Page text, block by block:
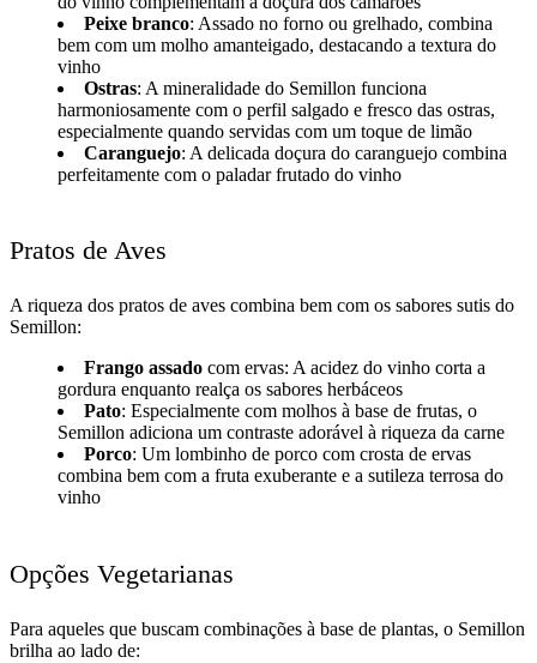
Peixe branco: Assado no forno ou grelhado, combina
bem com um molho amanteigado, destacando a textura do
vinho
Ostras: A mineralidade do Semillon funciona
harmoniosamente com o perfil salgado e fresco das ostras,
especialmente quando servidas com um toque de limão
Caranguejo: A delicada doçura do caranguejo combina
perfeitamente com o paladar frutado do vinho
Pratos de Aves
A riqueza dos pratos de aves combina bem com os sabores sutis do
Semillon:
Frango assado com ervas: A acidez do vinho corta a
gordura enquanto realça os sabores herbáceos
Pato: Especialmente com molhos à base de frutas, o
Semillon adiciona um contraste adorável à riqueza da carne
Porco: Um lombinho de porco com crosta de ervas
combina bem com a fruta exuberante e a sutileza terrosa do
vinho
Opções Vegetarianas
Para aqueles que buscam combinações à base de plantas, o Semillon
brilha ao lado de: